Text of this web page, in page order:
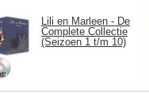
Lili en Marleen - De
Complete Collectie
(Seizoen 1 t/m 10)